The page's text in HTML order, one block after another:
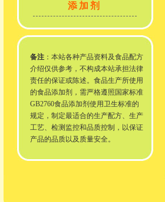
添加剂
备注：本站各种产品资料及食品配方
介绍仅供参考，不构成本站承担法律
责任的保证或陈述。食品生产所使用
的食品添加剂，需严格遵照国家标准
GB2760食品添加剂使用卫生标准的
规定，制定最适合的生产配方、生产
工艺、检测监控和品质控制，以保证
产品的品质以及质量安全。